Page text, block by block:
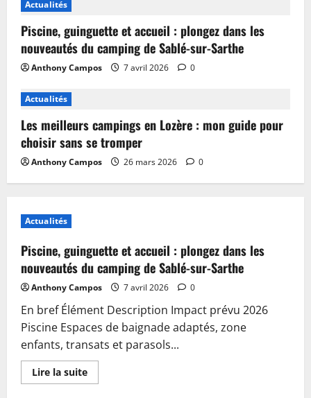
Actualités
Piscine, guinguette et accueil : plongez dans les
nouveautés du camping de Sablé-sur-Sarthe
Anthony Campos 7 avril 2026 0
Actualités
Les meilleurs campings en Lozère : mon guide pour
choisir sans se tromper
Anthony Campos 26 mars 2026 0
Actualités
Piscine, guinguette et accueil : plongez dans les
nouveautés du camping de Sablé-sur-Sarthe
Anthony Campos 7 avril 2026 0
En bref Élément Description Impact prévu 2026
Piscine Espaces de baignade adaptés, zone
enfants, transats et parasols...
Lire la suiteEn
savoir